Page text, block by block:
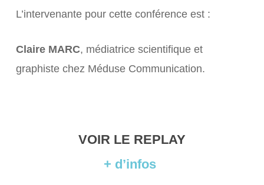
L’intervenante pour cette conférence est :
Claire MARC, médiatrice scientifique et
graphiste chez Méduse Communication.
VOIR LE REPLAY
+ d’infos